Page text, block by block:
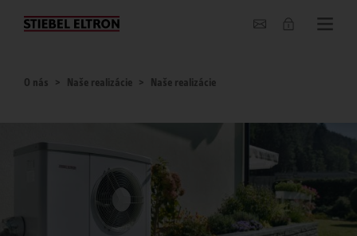
O nás
O nás Naše realizácie Naše realizácie